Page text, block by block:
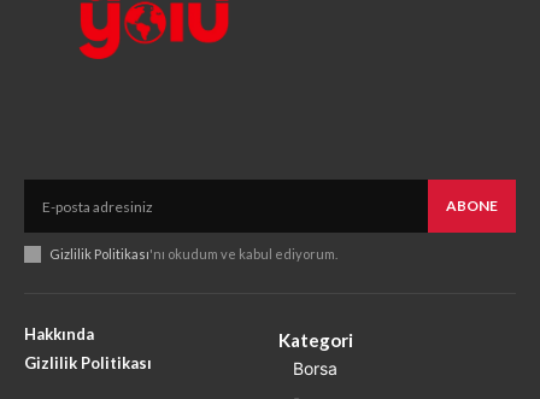
ABONE
Gizlilik Politikası'nı okudum ve kabul ediyorum.
Hakkında
Gizlilik Politikası
Kategori
Borsa